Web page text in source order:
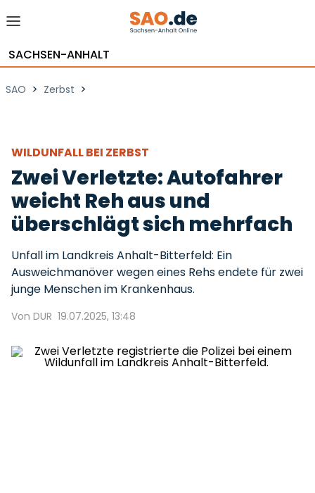
SACHSEN-ANHALT
SAO > Zerbst >
WILDUNFALL BEI ZERBST
Zwei Verletzte: Autofahrer
weicht Reh aus und
überschlägt sich mehrfach
Unfall im Landkreis Anhalt-Bitterfeld: Ein
Ausweichmanöver wegen eines Rehs endete für zwei
junge Menschen im Krankenhaus.
Von DUR 19.07.2025, 13:48